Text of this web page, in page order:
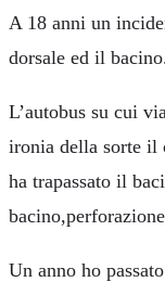
A 18 anni un
dorsale ed il
L’autobus su cui
ironia della sorte il
ha trapassato il
Un anno ho